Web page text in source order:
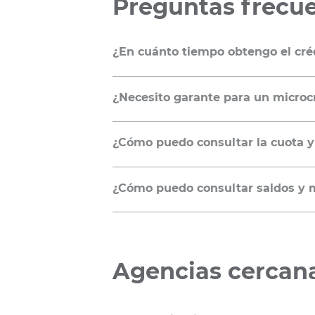
Preguntas
¿En cuánto tiempo obtengo el
¿Necesito garante para un
cuando tenga una actividad
¿Cómo puedo consultar la cuota
Banca por Internet.
¿Cómo puedo consultar saldos y
Agencias